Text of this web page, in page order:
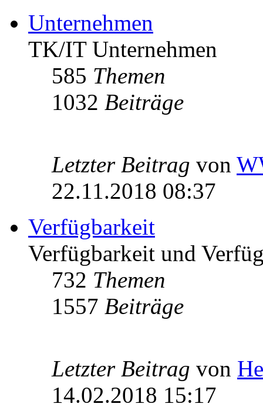
Unternehmen
TK/IT Unternehmen
585 Themen
1032 Beiträge
Letzter Beitrag von
22.11.2018 08:37
Verfügbarkeit
Verfügbarkeit und
732 Themen
1557 Beiträge
Letzter Beitrag von
14.02.2018 15:17